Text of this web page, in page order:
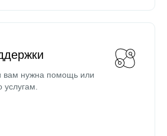
вам нужна помощь или
услугам.